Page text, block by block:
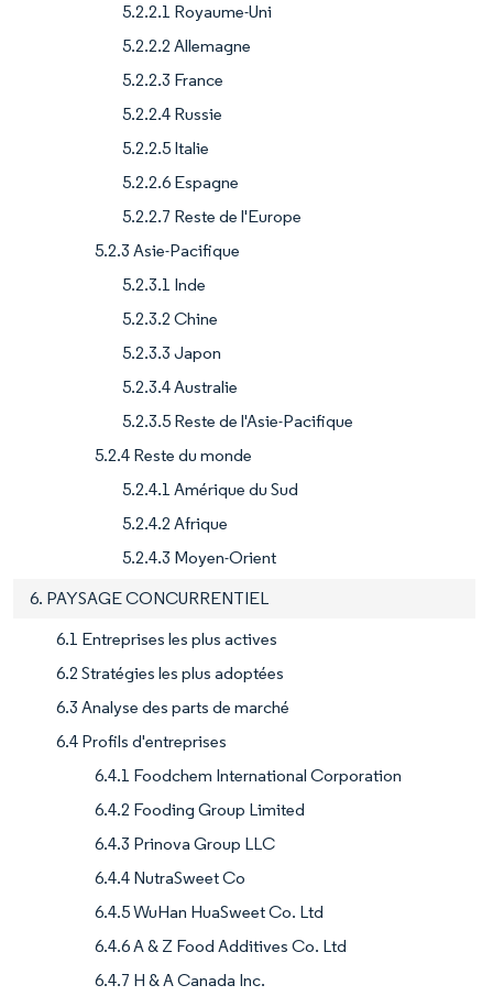
5.2.2.1 Royaume-Uni
5.2.2.2 Allemagne
5.2.2.3 France
5.2.2.4 Russie
5.2.2.5 Italie
5.2.2.6 Espagne
5.2.2.7 Reste de l'Europe
5.2.3 Asie-Pacifique
5.2.3.1 Inde
5.2.3.2 Chine
5.2.3.3 Japon
5.2.3.4 Australie
5.2.3.5 Reste de l'Asie-Pacifique
5.2.4 Reste du monde
5.2.4.1 Amérique du Sud
5.2.4.2 Afrique
5.2.4.3 Moyen-Orient
6. PAYSAGE CONCURRENTIEL
6.1 Entreprises les plus actives
6.2 Stratégies les plus adoptées
6.3 Analyse des parts de marché
6.4 Profils d'entreprises
6.4.1 Foodchem International Corporation
6.4.2 Fooding Group Limited
6.4.3 Prinova Group LLC
6.4.4 NutraSweet Co
6.4.5 WuHan HuaSweet Co. Ltd
6.4.6 A & Z Food Additives Co. Ltd
6.4.7 H & A Canada Inc.